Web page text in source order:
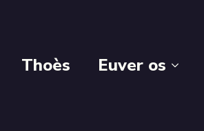
Thoès Euver os